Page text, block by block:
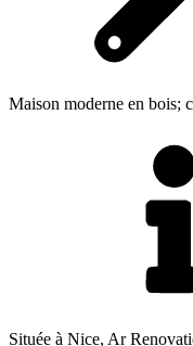
Maison moderne en bois;
Située à Nice, Ar